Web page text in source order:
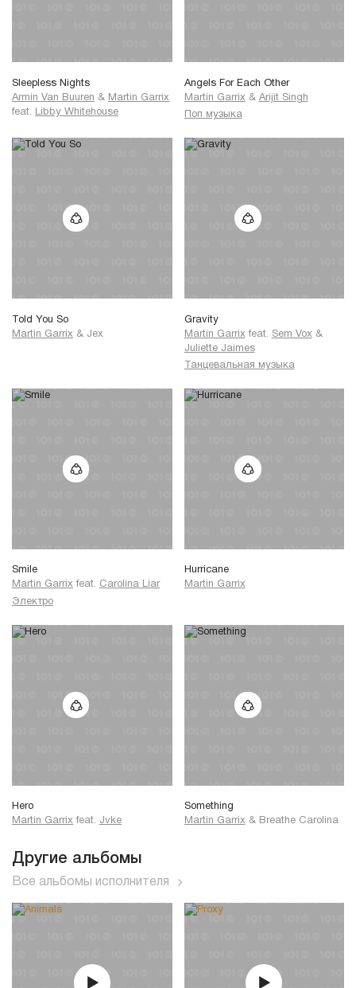
Sleepless Nights
Armin Van Buuren & Martin Garrix
feat. Libby Whitehouse
Angels For Each Other
Martin Garrix & Arijit Singh
Поп музыка
Told You So
Martin Garrix & Jex
Gravity
Martin Garrix feat. Sem Vox &
Juliette Jaimes
Танцевальная музыка
Smile
Martin Garrix feat. Carolina Liar
Электро
Hurricane
Martin Garrix
Hero
Martin Garrix feat. Jvke
Something
Martin Garrix & Breathe Carolina
Другие альбомы
Все альбомы исполнителя